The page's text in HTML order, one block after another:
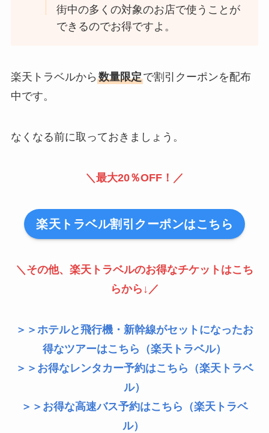
街中の多くの対象のお店で使うことが
できるのでお得ですよ。
楽天トラベルから 数量限定で割引クーポンを配布
中です。
なくなる前に取っておきましょう。
＼最大20％OFF！／
楽天トラベル割引クーポンはこちら
＼その他、楽天トラベルのお得なチケットはこち
らから↓／
＞＞ホテルと飛行機・新幹線がセットになったお
得なツアーはこちら（楽天トラベル）
＞＞お得なレンタカー予約はこちら（楽天トラベ
ル）
＞＞お得な高速バス予約はこちら（楽天トラベ
ル）